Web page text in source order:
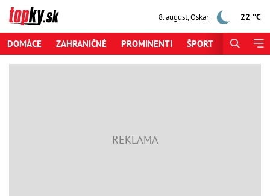
8. august,Oskar 22 °C
DOMÁCE ZAHRANIČNÉ PROMINENTI ŠPORT